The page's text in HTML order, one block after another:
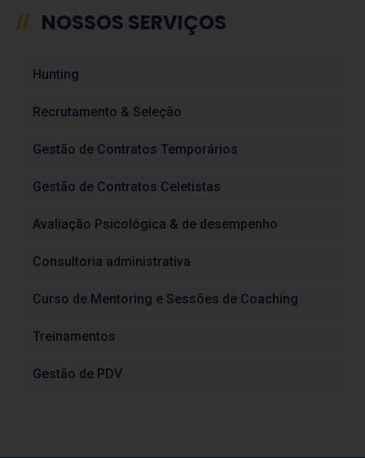
// NOSSOS SERVIÇOS
Hunting
Recrutamento & Seleção
Gestão de Contratos Temporários
Gestão de Contratos Celetistas
Avaliação Psicológica & de desempenho
Consultoria administrativa
Curso de Mentoring e Sessões de Coaching
Treinamentos
Gestão de PDV